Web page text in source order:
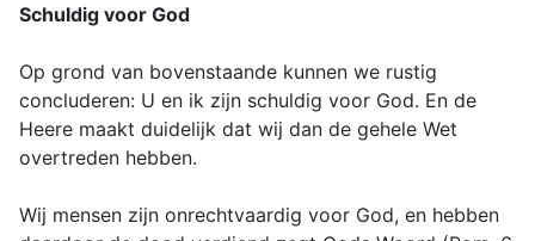
Schuldig voor God
Op grond van bovenstaande kunnen we rustig
concluderen: U en ik zijn schuldig voor God. En de
Heere maakt duidelijk dat wij dan de gehele Wet
overtreden hebben.
Wij mensen zijn onrechtvaardig voor God, en hebben